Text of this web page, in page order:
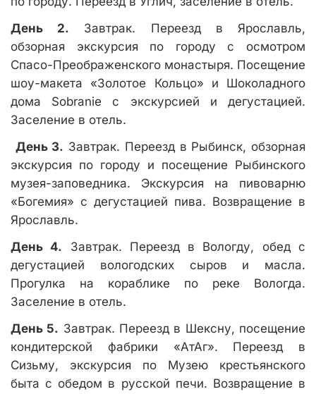
День 2. Завтрак. Переезд в Ярославль,
обзорная экскурсия по городу с осмотром
Спасо-Преображенского монастыря. Посещение
шоу-макета «Золотое Кольцо» и Шоколадного
дома Sobranie с экскурсией и дегустацией.
Заселение в отель.
День 3. Завтрак. Переезд в Рыбинск, обзорная
экскурсия по городу и посещение Рыбинского
музея-заповедника. Экскурсия на пивоварню
«Богемия» с дегустацией пива. Возвращение в
Ярославль.
День 4. Завтрак. Переезд в Вологду, обед с
дегустацией вологодских сыров и масла.
Прогулка на кораблике по реке Вологда.
Заселение в отель.
День 5. Завтрак. Переезд в Шексну, посещение
кондитерской фабрики «АтАг». Переезд в
Сизьму, экскурсия по Музею крестьянского
быта с обедом в русской печи. Возвращение в